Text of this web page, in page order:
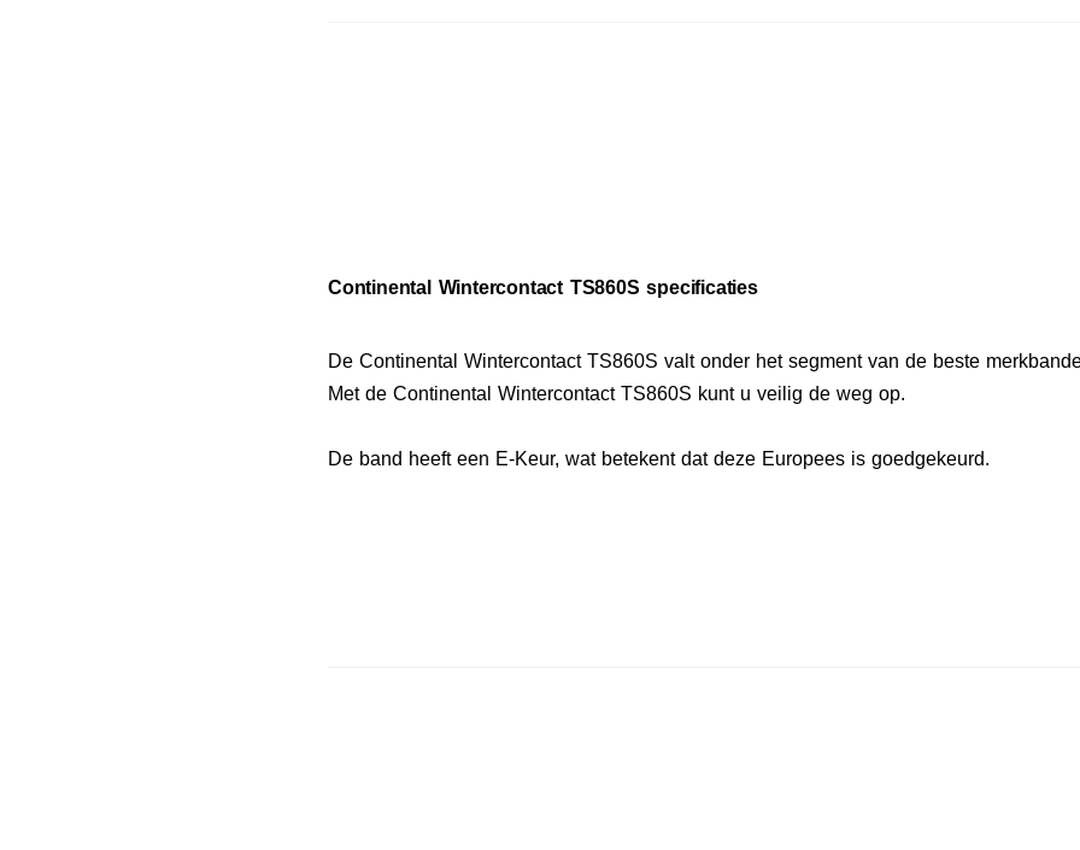
Continental Wintercontact TS860S specificaties
De Continental Wintercontact TS860S valt onder het segment van de beste
Met de Continental Wintercontact TS860S kunt u veilig de weg op.
De band heeft een E-Keur, wat betekent dat deze Europees is goedgekeurd.